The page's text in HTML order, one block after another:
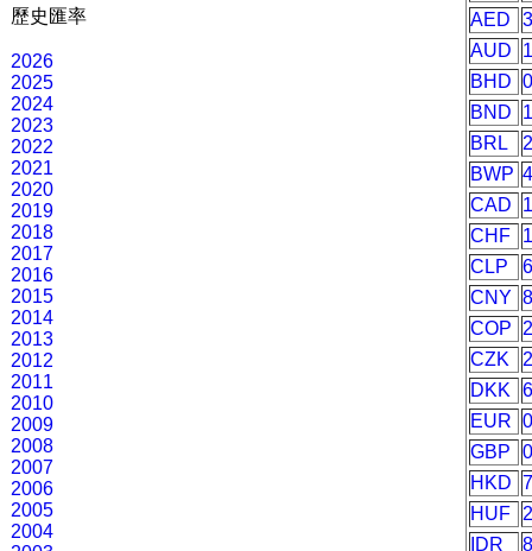
歷史匯率
2026
2025
2024
2023
2022
2021
2020
2019
2018
2017
2016
2015
2014
2013
2012
2011
2010
2009
2008
2007
2006
2005
2004
AED
AUD
BHD
BND
BRL
BWP
CAD
CHF
CLP
CNY
COP
CZK
DKK
EUR
GBP
HKD
HUF
IDR